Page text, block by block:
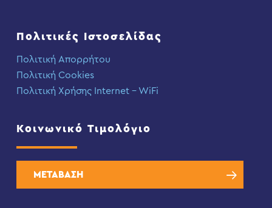
Πολιτικές Ιστοσελίδας
Πολιτική Απορρήτου
Πολιτική Cookies
Πολιτική Χρήσης Internet – WiFi
Κοινωνικό Τιμολόγιο
ΜΕΤΑΒΑΣΗ